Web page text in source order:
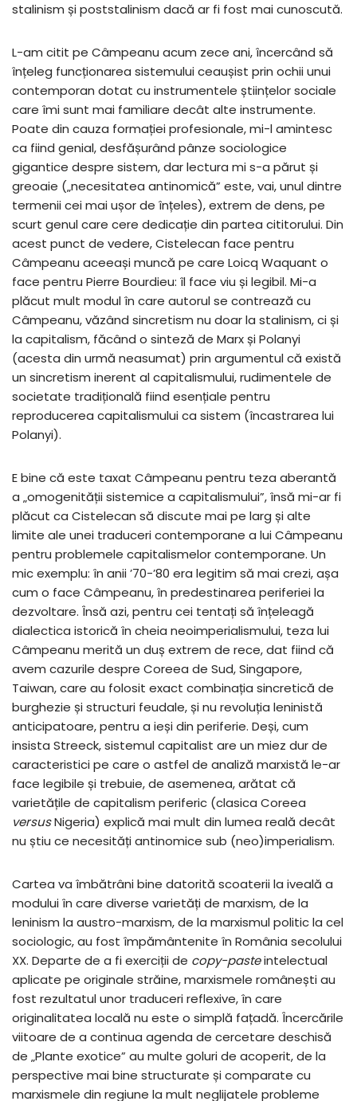
stalinism și poststalinism dacă ar fi fost mai cunoscută.
L-am citit pe Câmpeanu acum zece ani, încercând să
înțeleg funcționarea sistemului ceaușist prin ochii unui
contemporan dotat cu instrumentele științelor sociale
care îmi sunt mai familiare decât alte instrumente.
Poate din cauza formației profesionale, mi-l amintesc
ca fiind genial, desfășurând pânze sociologice
gigantice despre sistem, dar lectura mi s-a părut și
greoaie („necesitatea antinomică” este, vai, unul dintre
termenii cei mai ușor de înțeles), extrem de dens, pe
scurt genul care cere dedicație din partea cititorului. Din
acest punct de vedere, Cistelecan face pentru
Câmpeanu aceeași muncă pe care Loicq Waquant o
face pentru Pierre Bourdieu: îl face viu și legibil. Mi-a
plăcut mult modul în care autorul se contrează cu
Câmpeanu, văzând sincretism nu doar la stalinism, ci și
la capitalism, făcând o sinteză de Marx și Polanyi
(acesta din urmă neasumat) prin argumentul că există
un sincretism inerent al capitalismului, rudimentele de
societate tradițională fiind esențiale pentru
reproducerea capitalismului ca sistem (încastrarea lui
Polanyi).
E bine că este taxat Câmpeanu pentru teza aberantă
a „omogenității sistemice a capitalismului”, însă mi-ar fi
plăcut ca Cistelecan să discute mai pe larg și alte
limite ale unei traduceri contemporane a lui Câmpeanu
pentru problemele capitalismelor contemporane. Un
mic exemplu: în anii ’70-’80 era legitim să mai crezi, așa
cum o face Câmpeanu, în predestinarea periferiei la
dezvoltare. Însă azi, pentru cei tentați să înțeleagă
dialectica istorică în cheia neoimperialismului, teza lui
Câmpeanu merită un duș extrem de rece, dat fiind că
avem cazurile despre Coreea de Sud, Singapore,
Taiwan, care au folosit exact combinația sincretică de
burghezie și structuri feudale, și nu revoluția leninistă
anticipatoare, pentru a ieși din periferie. Deși, cum
insista Streeck, sistemul capitalist are un miez dur de
caracteristici pe care o astfel de analiză marxistă le-ar
face legibile și trebuie, de asemenea, arătat că
varietățile de capitalism periferic (clasica Coreea
versusNigeria) explică mai mult din lumea reală decât
nu știu ce necesități antinomice sub (neo)imperialism.
Cartea va îmbătrâni bine datorită scoaterii la iveală a
modului în care diverse varietăți de marxism, de la
leninism la austro-marxism, de la marxismul politic la cel
sociologic, au fost împământenite în România secolului
XX. Departe de a fi exerciții de copy-pasteintelectual
aplicate pe originale străine, marxismele românești au
fost rezultatul unor traduceri reflexive, în care
originalitatea locală nu este o simplă fațadă. Încercările
viitoare de a continua agenda de cercetare deschisă
de „Plante exotice” au multe goluri de acoperit, de la
perspective mai bine structurate și comparate cu
marxismele din regiune la mult neglijatele probleme